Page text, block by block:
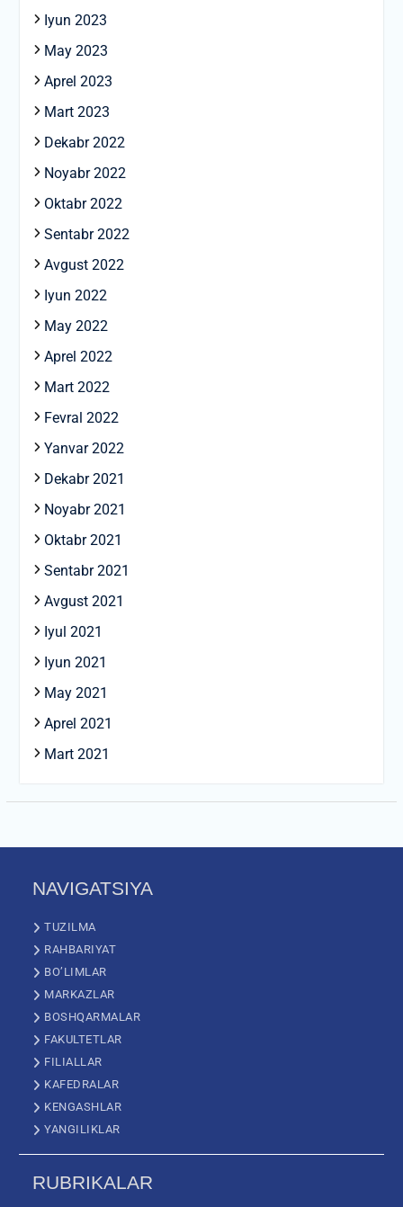
Iyun 2023
May 2023
Aprel 2023
Mart 2023
Dekabr 2022
Noyabr 2022
Oktabr 2022
Sentabr 2022
Avgust 2022
Iyun 2022
May 2022
Aprel 2022
Mart 2022
Fevral 2022
Yanvar 2022
Dekabr 2021
Noyabr 2021
Oktabr 2021
Sentabr 2021
Avgust 2021
Iyul 2021
Iyun 2021
May 2021
Aprel 2021
Mart 2021
NAVIGATSIYA
TUZILMA
RAHBARIYAT
BO’LIMLAR
MARKAZLAR
BOSHQARMALAR
FAKULTETLAR
FILIALLAR
KAFEDRALAR
KENGASHLAR
YANGILIKLAR
RUBRIKALAR